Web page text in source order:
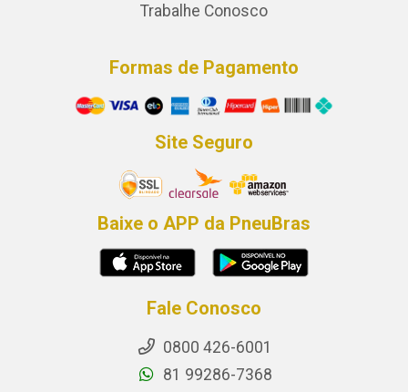
Trabalhe Conosco
Formas de Pagamento
Site Seguro
Baixe o APP da PneuBras
Fale Conosco
0800 426-6001
81 99286-7368